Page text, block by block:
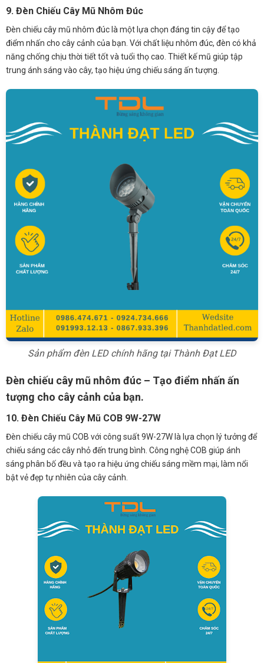
9. Đèn Chiếu Cây Mũ Nhôm Đúc
Đèn chiếu cây mũ nhôm đúc là một lựa chọn đáng tin cậy để tạo
điểm nhấn cho cây cảnh của bạn. Với chất liệu nhôm đúc, đèn có khả
năng chống chịu thời tiết tốt và tuổi thọ cao. Thiết kế mũ giúp tập
trung ánh sáng vào cây, tạo hiệu ứng chiếu sáng ấn tượng.
Sản phẩm đèn LED chính hãng tại Thành Đạt LED
Đèn chiếu cây mũ nhôm đúc – Tạo điểm nhấn ấn
tượng cho cây cảnh của bạn.
10. Đèn Chiếu Cây Mũ COB 9W-27W
Đèn chiếu cây mũ COB với công suất 9W-27W là lựa chọn lý tưởng để
chiếu sáng các cây nhỏ đến trung bình. Công nghệ COB giúp ánh
sáng phân bố đều và tạo ra hiệu ứng chiếu sáng mềm mại, làm nổi
bật vẻ đẹp tự nhiên của cây cảnh.